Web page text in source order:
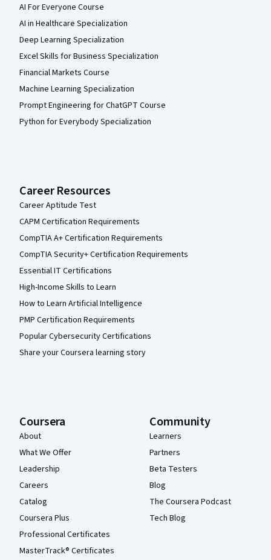
AI For Everyone Course
AI in Healthcare Specialization
Deep Learning Specialization
Excel Skills for Business Specialization
Financial Markets Course
Machine Learning Specialization
Prompt Engineering for ChatGPT Course
Python for Everybody Specialization
Career Resources
Career Aptitude Test
CAPM Certification Requirements
CompTIA A+ Certification Requirements
CompTIA Security+ Certification Requirements
Essential IT Certifications
High-Income Skills to Learn
How to Learn Artificial Intelligence
PMP Certification Requirements
Popular Cybersecurity Certifications
Share your Coursera learning story
Coursera
About
What We Offer
Leadership
Careers
Catalog
Coursera Plus
Professional Certificates
MasterTrack® Certificates
Community
Learners
Partners
Beta Testers
Blog
The Coursera Podcast
Tech Blog